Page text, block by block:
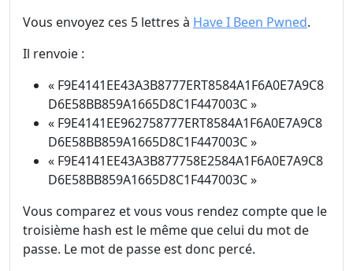
Vous envoyez ces 5 lettres à Have I Been Pwned.
Il renvoie :
« F9E4141EE43A3B8777ERT8584A1F6A0E7A9C8
D6E58BB859A1665D8C1F447003C »
« F9E4141EE962758777ERT8584A1F6A0E7A9C8
D6E58BB859A1665D8C1F447003C »
« F9E4141EE43A3B877758E2584A1F6A0E7A9C8
D6E58BB859A1665D8C1F447003C »
Vous comparez et vous vous rendez compte que le
troisième hash est le même que celui du mot de
passe. Le mot de passe est donc percé.